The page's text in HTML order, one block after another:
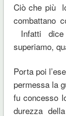
Ciò che più
combattano
Infatti dice
superiamo,
Porta poi
permessa la
fu concesso
durezza